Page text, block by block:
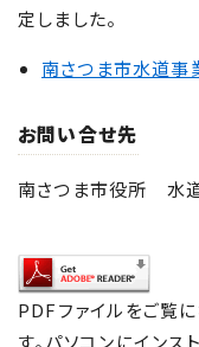
定しました。
南さつま市水道事
お問い合せ先
南さつま市役所 水
施
PDFファイルをご覧
す。パソコンにイン